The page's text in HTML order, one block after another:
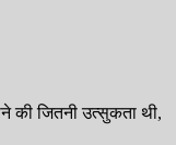
की जितनी उत्सुकता थी,